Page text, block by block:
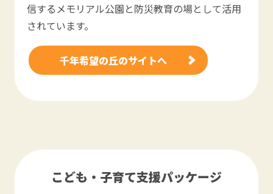
信するメモリアル公園と防災教育の場として活用
されています。
千年希望の丘のサイトへ
こども・子育て支援パッケージ